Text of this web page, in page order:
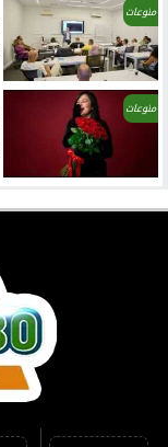
منوعات
منوعات